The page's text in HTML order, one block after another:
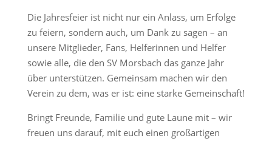
Die Jahresfeier ist nicht nur ein Anlass, um Erfolge
zu feiern, sondern auch, um Dank zu sagen – an
unsere Mitglieder, Fans, Helferinnen und Helfer
sowie alle, die den SV Morsbach das ganze Jahr
über unterstützen. Gemeinsam machen wir den
Verein zu dem, was er ist: eine starke Gemeinschaft!
Bringt Freunde, Familie und gute Laune mit – wir
freuen uns darauf, mit euch einen großartigen